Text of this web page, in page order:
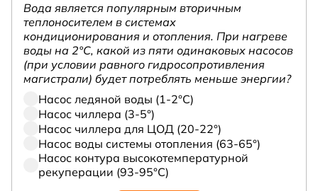
Вода является популярным вторичным
теплоносителем в системах
кондиционирования и отопления. При нагреве
воды на 2°С, какой из пяти одинаковых насосов
(при условии равного гидросопротивления
магистрали) будет потреблять меньше энергии?
Насос ледяной воды (1-2°С)
Насос чиллера (3-5°)
Насос чиллера для ЦОД (20-22°)
Насос воды системы отопления (63-65°)
Насос контура высокотемпературной
рекуперации (93-95°С)